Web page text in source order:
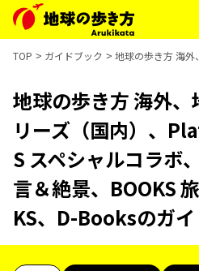
TOP ガイドブック 地球の歩き方 海外
地球の歩き方 海外
リーズ（国内）、
S スペシャルコラボ
言＆絶景、BOOKS
KS、D-Booksのガ